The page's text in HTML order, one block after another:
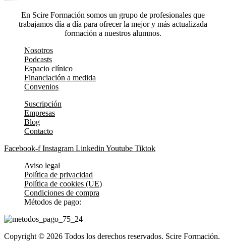
En Scire Formación somos un grupo de profesionales que
trabajamos día a día para ofrecer la mejor y más actualizada
formación a nuestros alumnos.
Nosotros
Podcasts
Espacio clínico
Financiación a medida
Convenios
Suscripción
Empresas
Blog
Contacto
Facebook-f Instagram Linkedin Youtube Tiktok
Aviso legal
Política de privacidad
Política de cookies (UE)
Condiciones de compra
Métodos de pago:
Copyright © 2026 Todos los derechos reservados. Scire Formación.